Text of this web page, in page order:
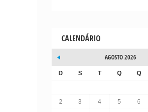
CALENDÁRIO
AGOSTO 2026
D S T Q Q
2 3 4 5 6